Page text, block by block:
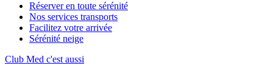
Réserver en toute sérénité
Nos services transports
Facilitez votre arrivée
Sérénité neige
Club Med c'est aussi